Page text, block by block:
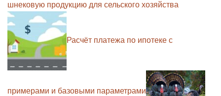
шнековую продукцию для сельского хозяйства
Расчёт платежа по ипотеке с
примерами и базовыми параметрами